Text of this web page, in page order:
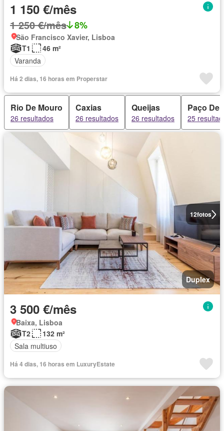
1 150 €/mês
1 250 €/mês 8%
São Francisco Xavier, Lisboa
T1
46 m²
Varanda
Há 2 dias, 16 horas em Properstar
Rio De Mouro
26 resultados
Caxias
26 resultados
Queijas
26 resultados
Paço De
25
12fotos
Duplex
3 500 €/mês
Baixa, Lisboa
T2
132 m²
Sala multiuso
Há 4 dias, 16 horas em LuxuryEstate